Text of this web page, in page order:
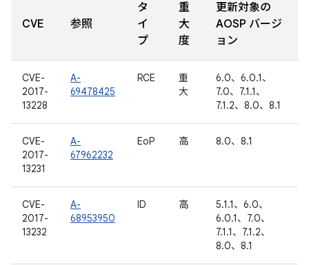
CVE 参照
タ
イ
プ
重
大
度
更新対象の
AOSP バージ
ョン
CVE-
2017-
13228
A-
69478425
RCE
重
大
6.0、6.0.1、
7.0、7.1.1、
7.1.2、8.0、8.1
CVE-
2017-
13231
A-
67962232
EoP 高 8.0、8.1
CVE-
2017-
13232
A-
68953950
ID 高
5.1.1、6.0、
6.0.1、7.0、
7.1.1、7.1.2、
8.0、8.1